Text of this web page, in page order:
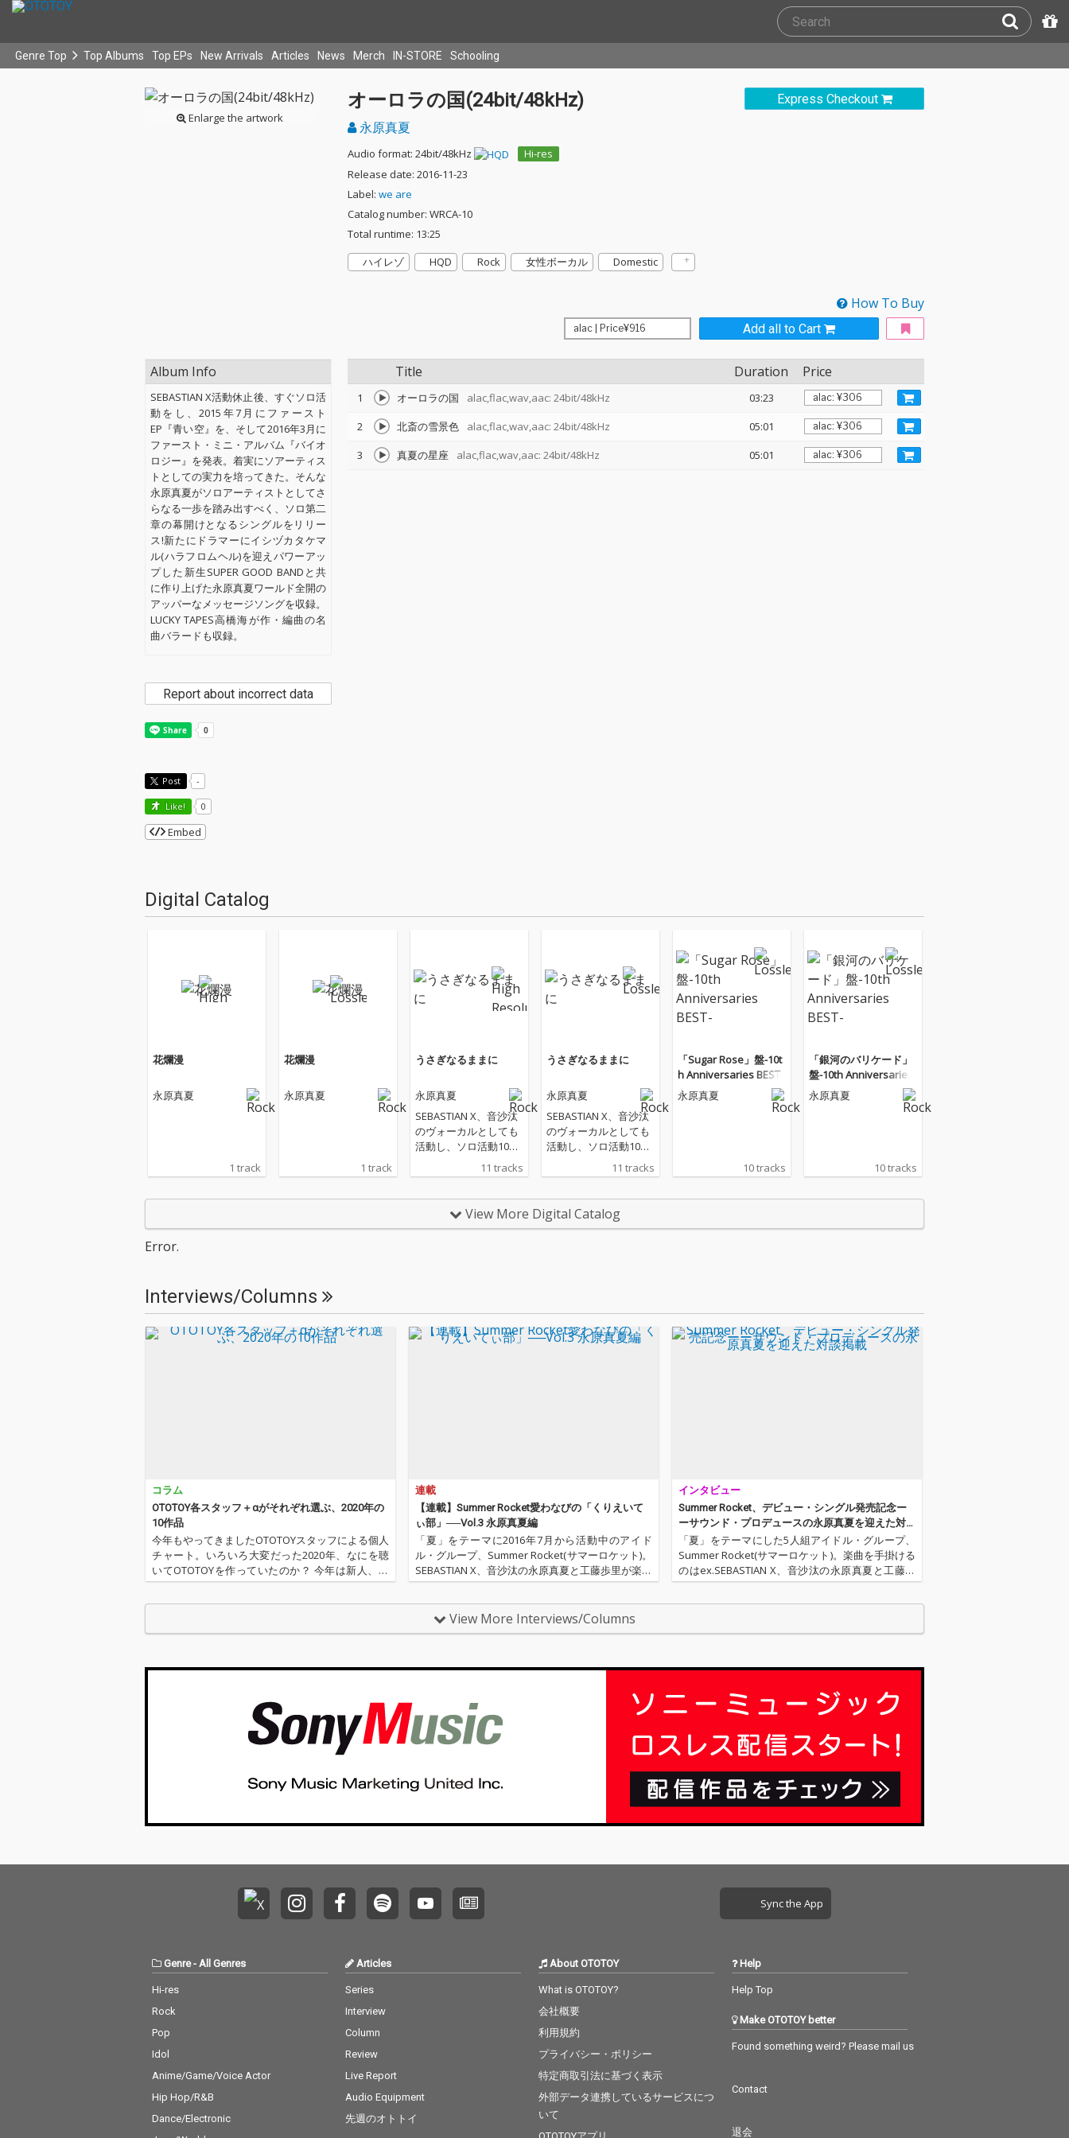
Genre Top Top Albums Top EPs New Arrivals Articles News Merch IN-STORE Schooling
Enlarge the artwork
Express Checkout
オーロラの国(24bit/48kHz)
永原真夏
Audio format: 24bit/48kHz
Hi-res
Release date: 2016-11-23
Label: we are
Catalog number: WRCA-10
Total runtime: 13:25
ハイレゾ
HQD Rock 女性ボーカル Domestic
How To Buy
Add all to Cart
Title Duration Price
1 オーロラの国 alac,flac,wav,aac: 24bit/48kHz
03:23
2
北斎の雪景色 alac,flac,wav,aac: 24bit/48kHz
05:01
3
真夏の星座 alac,flac,wav,aac: 24bit/48kHz 05:01
Album Info
SEBASTIAN X活動休止後、すぐソロ活
動をし、2015年7月にファースト
EP『青い空』を、そして2016年3月に
ファースト・ミニ・アルバム『バイオ
ロジー』を発表。着実にソアーティス
トとしての実力を培ってきた。そんな
永原真夏がソロアーティストとしてさ
らなる一歩を踏み出すべく、ソロ第二
章の幕開けとなるシングルをリリー
ス!新たにドラマーにイシヅカタケマ
ル(ハラフロムヘル)を迎えパワーアッ
プした新生SUPER GOOD BANDと共
に作り上げた永原真夏ワールド全開の
アッパーなメッセージソングを収録。
LUCKY TAPES高橋海が作・編曲の名
曲バラードも収録。
Report about incorrect data
Post -
Like! 0
Embed
Digital Catalog
花爛漫
永原真夏
1 track
花爛漫
永原真夏
1 track
うさぎなるままに
永原真夏
SEBASTIAN X、音沙汰
のヴォーカルとしても
活動し、ソロ活動10周
年を迎えた永原真夏
が、3rdフル・アルバ
に』をリリース。様々
な音楽ジャンルをファ
ライト」も収録され
た。
11 tracks
うさぎなるままに
永原真夏
SEBASTIAN X、音沙汰
のヴォーカルとしても
活動し、ソロ活動10周
年を迎えた永原真夏
が、3rdフル・アルバ
に』をリリース。様々
な音楽ジャンルをファ
ライト」も収録され
た。
11 tracks
「Sugar Rose」盤-10t
h Anniversaries BEST-
永原真夏
10 tracks
「銀河のバリケード」
盤-10th Anniversaries
BEST-
永原真夏
10 tracks
View More Digital Catalog
Error.
Interviews/Columns
コラム
OTOTOY各スタッフ＋αがそれぞれ選ぶ、2020年の
10作品
今年もやってきましたOTOTOYスタッフによる個人
チャート。いろいろ大変だった2020年、なにを聴
いてOTOTOYを作っていたのか？ 今年は新人、梶
野に加えてインターン、そしてコントリビュータ
連載
【連載】Summer Rocket愛わなびの「くりえいて
ぃ部」──Vol.3 永原真夏編
「夏」をテーマに2016年7月から活動中のアイド
ル・グループ、Summer Rocket(サマーロケット)。
SEBASTIAN X、音沙汰の永原真夏と工藤歩里が楽曲
を手がけ、こつこつとライヴ活動や雑誌のレポー
がっ…
インタビュー
Summer Rocket、デビュー・シングル発売記念ー
ーサウンド・プロデュースの永原真夏を迎えた対
談掲載
「夏」をテーマにした5人組アイドル・グループ、
Summer Rocket(サマーロケット)。楽曲を手掛ける
のはex.SEBASTIAN X、音沙汰の永原真夏と工藤歩
里。運営を手掛けるのは、ミュージック、カルチ
View More Interviews/Columns
Sync the App
Genre- All Genres
Hi-res
Rock
Pop
Idol
Anime/Game/Voice Actor
Hip Hop/R&B
Dance/Electronic
Articles
Series
Interview
Column
Review
Live Report
Audio Equipment
先週のオトトイ
About OTOTOY
What is OTOTOY?
会社概要
利用規約
プライバシー・ポリシー
特定商取引法に基づく表示
外部データ連携しているサービスにつ
いて
Help
Help Top
Make OTOTOY better
Found something weird? Please mail us
Contact
退会